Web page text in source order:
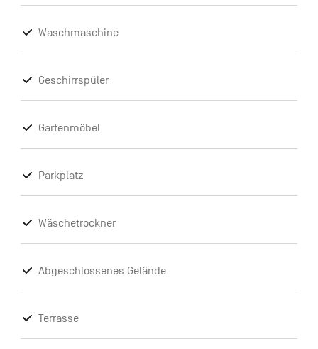
Waschmaschine
Geschirrspüler
Gartenmöbel
Parkplatz
Wäschetrockner
Abgeschlossenes Gelände
Terrasse